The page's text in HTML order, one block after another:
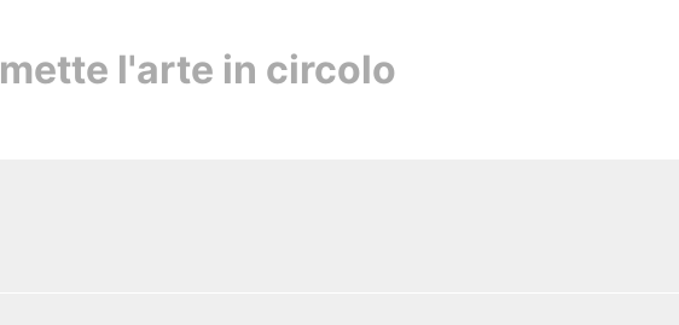
mette l'arte in circolo